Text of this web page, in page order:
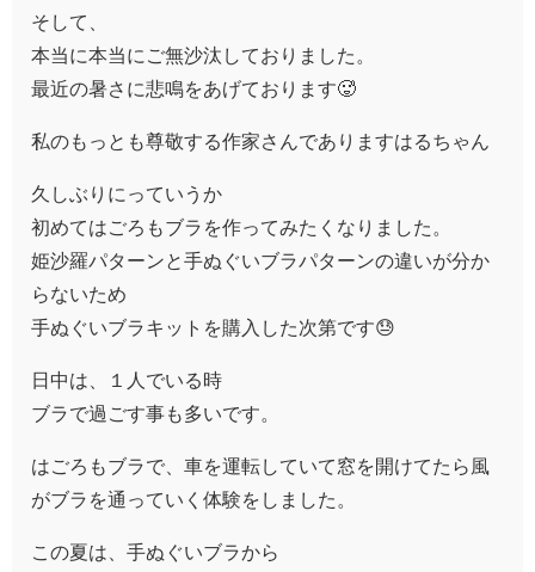
そして、
本当に本当にご無沙汰しておりました。
最近の暑さに悲鳴をあげております🥵
私のもっとも尊敬する作家さんでありますはるちゃん
久しぶりにっていうか
初めてはごろもブラを作ってみたくなりました。
姫沙羅パターンと手ぬぐいブラパターンの違いが分か
らないため
手ぬぐいブラキットを購入した次第です😓
日中は、１人でいる時
ブラで過ごす事も多いです。
はごろもブラで、車を運転していて窓を開けてたら風
がブラを通っていく体験をしました。
この夏は、手ぬぐいブラから